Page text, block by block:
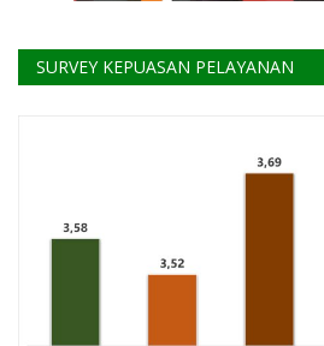
SURVEY KEPUASAN PELAYANAN